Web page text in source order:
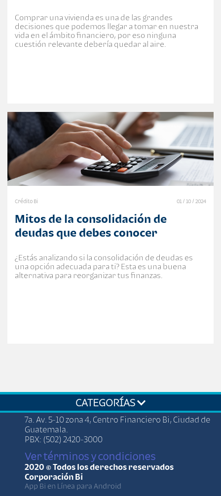
Comprar una vivienda es una de las grandes
decisiones que podemos llegar a tomar en nuestra
vida en el ámbito financiero, por eso ninguna
cuestión relevante debería quedar al aire.
Crédito Bi 01 / 10 / 2024
Mitos de la consolidación de
deudas que debes conocer
¿Estás analizando si la consolidación de deudas es
una opción adecuada para ti? Esta es una buena
alternativa para reorganizar tus finanzas.
CATEGORÍAS
7a. Av. 5-10 zona 4, Centro Financiero Bi, Ciudad de
Guatemala.
PBX: (502) 2420-3000
Ver términos y condiciones
2020 © Todos los derechos reservados
Corporación Bi
App Bi en Línea para Android